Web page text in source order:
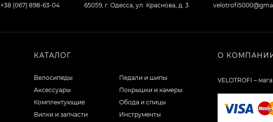
+38 (067) 898-63-04 65059, г. Одесса, ул. Краснова, д. 3
КАТАЛОГ
Велосипеды
Аксессуары
Комплектующие
Вилки и запчасти
Педали и шипы
Покрышки и камеры
Обода и спицы
Инструменты
О
VELOTROFI –